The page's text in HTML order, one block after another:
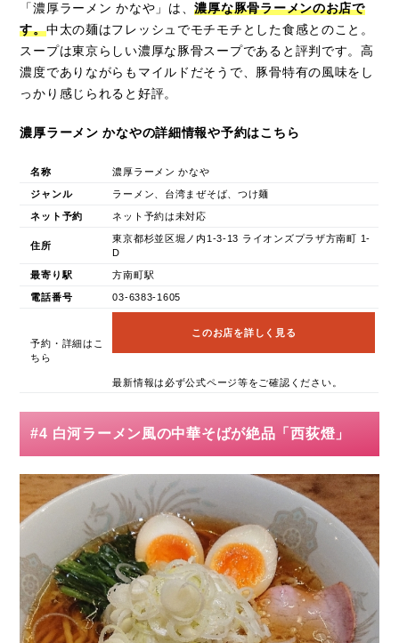
「濃厚ラーメン かなや」は、濃厚な豚骨ラーメンのお店で
す。中太の麺はフレッシュでモチモチとした食感とのこと。
スープは東京らしい濃厚な豚骨スープであると評判です。高
濃度でありながらもマイルドだそうで、豚骨特有の風味をし
っかり感じられると好評。
濃厚ラーメン かなやの詳細情報や予約はこちら
名称 濃厚ラーメン かなや
ジャンル ラーメン、台湾まぜそば、つけ麺
ネット予約 ネット予約は未対応
住所
東京都杉並区堀ノ内1-3-13 ライオンズプラザ方南町 1-
D
最寄り駅 方南町駅
電話番号 03-6383-1605
予約・詳細はこ
ちら
このお店を詳しく見る
最新情報は必ず公式ページ等をご確認ください。
#4 白河ラーメン風の中華そばが絶品「西荻燈」